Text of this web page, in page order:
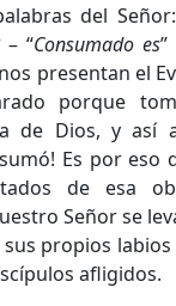
del
– “Consumado es”
presentan el
porque
de Dios, y así
Es por eso
de esa
Señor se
propios labios
afligidos.